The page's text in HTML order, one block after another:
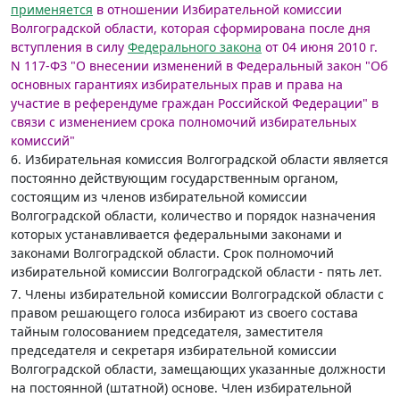
применяется в отношении Избирательной комиссии
Волгоградской области, которая сформирована после дня
вступления в силу Федерального закона от 04 июня 2010 г.
N 117-ФЗ "О внесении изменений в Федеральный закон "Об
основных гарантиях избирательных прав и права на
участие в референдуме граждан Российской Федерации" в
связи с изменением срока полномочий избирательных
комиссий"
6. Избирательная комиссия Волгоградской области является
постоянно действующим государственным органом,
состоящим из членов избирательной комиссии
Волгоградской области, количество и порядок назначения
которых устанавливается федеральными законами и
законами Волгоградской области. Срок полномочий
избирательной комиссии Волгоградской области - пять лет.
7. Члены избирательной комиссии Волгоградской области с
правом решающего голоса избирают из своего состава
тайным голосованием председателя, заместителя
председателя и секретаря избирательной комиссии
Волгоградской области, замещающих указанные должности
на постоянной (штатной) основе. Член избирательной